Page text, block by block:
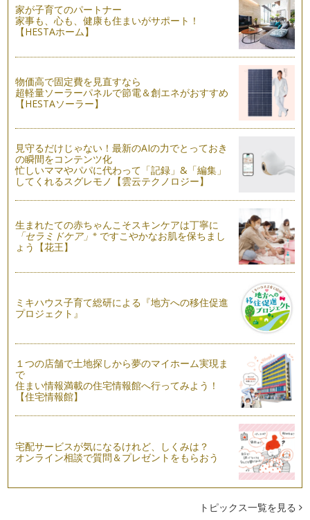
ママといっしょにクッキング かぶのホワイトシチュー
かぶの旬は、３月から５月の春の時期と10月から11月の秋が
ママといっしょにクッキング ハロウィンのテーブルアイテム
作り
秋の深まりとともに、街はハロウィンムード。 今年も待ちに
ママといっしょにクッキング 秋の味覚をたのしもうサーモン
キッシュ
いよいよ食欲の秋到来！ 秋は秋刀魚、鮭といった魚介類に、
きのこや里芋、栗・・・。 …
第五回のママといっしょにクッキングでは、教室レッスンで子
どもたちが大好きなメニュ…
ママといっしょにクッキング お祝いごちそう彩りちらし寿司
ママといっしょにクッキング かぼちゃのおばけプリンでおう
第三回目の「ママといっしょにクッキング」はかぼちゃのスイ
ーツをご紹介します。 かぼ…
ママといっしょにクッキング くまさんのスイートポテトをつ
くろう
第二回目の「ママといっしょにクッキング」はさつまいものス
ママといっしょにクッキング 料理体験で子どもの食を育もう
輝くママのコラムでは、食事はおいしくて、たのしいよ！をモ
家が子育てのパートナー
家事も、心も、健康も住まいがサポート！
【HESTAホーム】
物価高で固定費を見直すなら
超軽量ソーラーパネルで節電＆創エネがおすすめ
【HESTAソーラー】
見守るだけじゃない！最新のAIの力でとっておき
の瞬間をコンテンツ化
忙しいママやパパに代わって「記録」&「編集」
してくれるスグレモノ【雲云テクノロジー】
生まれたての赤ちゃんこそスキンケアは丁寧に
「セラミドケア」※ ですこやかなお肌を保ちまし
ょう【花王】
ミキハウス子育て総研による『地方への移住促進
プロジェクト』
１つの店舗で土地探しから夢のマイホーム実現ま
で
住まい情報満載の住宅情報館へ行ってみよう！
【住宅情報館】
宅配サービスが気になるけれど、しくみは？
オンライン相談で質問＆プレゼントをもらおう
トピックス一覧を見る